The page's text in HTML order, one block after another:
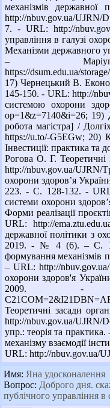
механізмів
http://nbuv.gov.ua/UJRN/
7. - URL: http://
управління в галузі
Механізми державного
–
https://dsum.edu.ua/
17) Чернецький В.
145-150. - URL: http://
системою охорони
op=1&z=7140&i=26; 19)
робота магістра] /
https://u.to/-G5EGw; 20)
Інвестиції: практика
Рогова О. Г.
http://nbuv.gov.ua/UJRN/
охорони здоров’я
223. - С. 128-132. -
системи охорони
Форми реалізації
URL: http://
державної політики з
2019. - № 4 (6). – С.
формування механізмів
– URL: http://
охорони здоров'я
2009. - 20 с.
Теоретичні засади
http://nbuv.gov.ua/UJRN/
упр.: теорія та
механізму взаємодії
URL: http://nbuv.gov.ua/
Имя: Яна удосконалення
Вопрос: Доброго дня.
публічного управління